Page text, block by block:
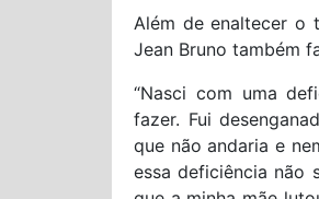
Além de enaltecer o
Jean Bruno também
“Nasci com uma
fazer. Fui
que não andaria e
essa deficiência não